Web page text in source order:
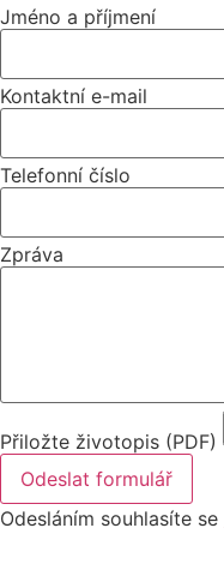
Jméno a příjmení
Kontaktní e-mail
Telefonní číslo
Zpráva
Přiložte životopis (PDF)
Odeslat formulář
Odesláním souhlasíte se